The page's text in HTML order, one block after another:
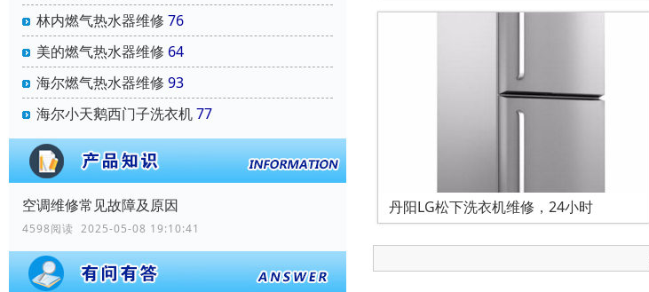
林内燃气热水器维修 76
美的燃气热水器维修 64
海尔燃气热水器维修 93
海尔小天鹅西门子洗衣机77
空调维修常见故障及原因
4598阅读 2025-05-08 19:10:41
丹阳LG松下洗衣机维修，24小时